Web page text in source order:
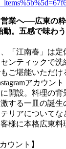
業へ──広東の粋
動。五感で味わ
「江南春」は
ンティックで洗
ご堪能いただ
アカウント
開設。料理の
する一皿の誕
リアについてな
様に本格広東料
ウント】